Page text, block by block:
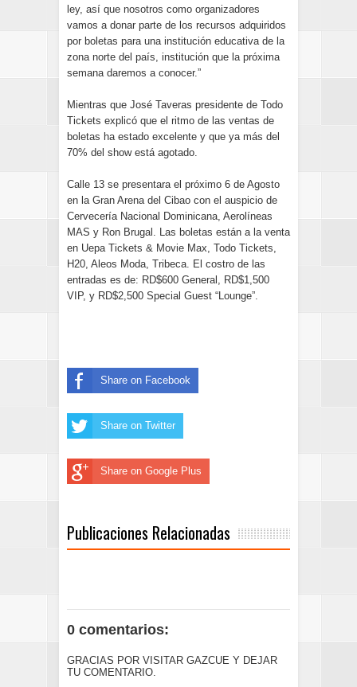
ley, así que nosotros como organizadores
vamos a donar parte de los recursos adquiridos
por boletas para una institución educativa de la
zona norte del país, institución que la próxima
semana daremos a conocer.”
Mientras que José Taveras presidente de Todo
Tickets explicó que el ritmo de las ventas de
boletas ha estado excelente y que ya más del
70% del show está agotado.
Calle 13 se presentara el próximo 6 de Agosto
en la Gran Arena del Cibao con el auspicio de
Cervecería Nacional Dominicana, Aerolíneas
MAS y Ron Brugal. Las boletas están a la venta
en Uepa Tickets & Movie Max, Todo Tickets,
H20, Aleos Moda, Tribeca. El costro de las
entradas es de: RD$600 General, RD$1,500
VIP, y RD$2,500 Special Guest “Lounge”.
Share on Facebook
Share on Twitter
Share on Google Plus
Publicaciones Relacionadas
0 comentarios:
GRACIAS POR VISITAR GAZCUE Y DEJAR
TU COMENTARIO.